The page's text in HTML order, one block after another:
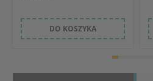
DO KOSZYKA